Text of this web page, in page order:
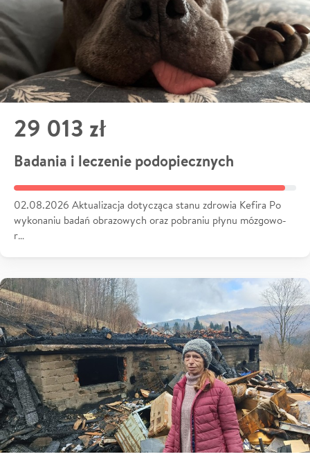
29 013 zł
Badania i leczenie podopiecznych
02.08.2026 Aktualizacja dotycząca stanu zdrowia Kefira Po
wykonaniu badań obrazowych oraz pobraniu płynu mózgowo-
r…